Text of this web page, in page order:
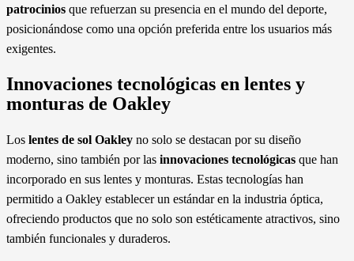
patrocinios que refuerzan su presencia en el mundo del deporte,
posicionándose como una opción preferida entre los usuarios más
exigentes.
Innovaciones tecnológicas en lentes y
monturas de Oakley
Los lentes de sol Oakley no solo se destacan por su diseño
moderno, sino también por las innovaciones tecnológicas que han
incorporado en sus lentes y monturas. Estas tecnologías han
permitido a Oakley establecer un estándar en la industria óptica,
ofreciendo productos que no solo son estéticamente atractivos, sino
también funcionales y duraderos.